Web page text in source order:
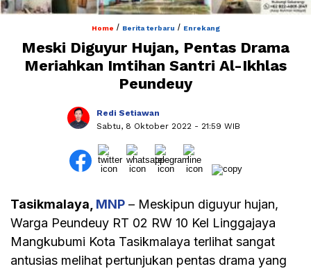
Home / Berita terbaru / Enrekang
Meski Diguyur Hujan, Pentas Drama
Meriahkan Imtihan Santri Al-Ikhlas
Peundeuy
Redi Setiawan
Sabtu, 8 Oktober 2022 - 21:59 WIB
Tasikmalaya, MNP – Meskipun diguyur hujan,
Warga Peundeuy RT 02 RW 10 Kel Linggajaya
Mangkubumi Kota Tasikmalaya terlihat sangat
antusias melihat pertunjukan pentas drama yang